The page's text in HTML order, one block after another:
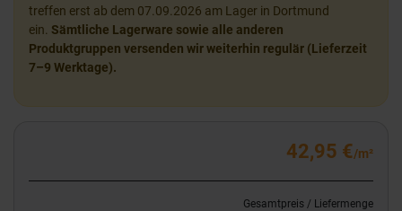
treffen erst ab dem 07.09.2026 am Lager in Dortmund
ein. Sämtliche Lagerware sowie alle anderen
Produktgruppen versenden wir weiterhin regulär (Lieferzeit
7–9 Werktage).
42,95 €/m²
Gesamtpreis / Liefermenge